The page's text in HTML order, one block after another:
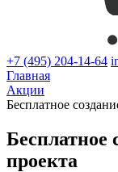
+7 (495) 204-14-64
Главная
Акции
Бесплатное
Бесплатное
проекта